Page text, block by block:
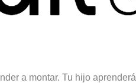
a montar. Tu hijo